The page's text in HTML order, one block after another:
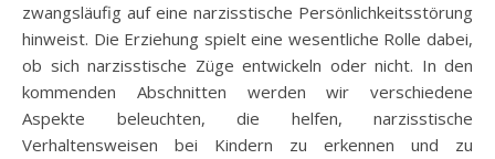
zwangsläufig auf eine narzisstische Persönlichkeitsstörung
hinweist. Die Erziehung spielt eine wesentliche Rolle dabei,
ob sich narzisstische Züge entwickeln oder nicht. In den
kommenden Abschnitten werden wir verschiedene
Aspekte beleuchten, die helfen, narzisstische
Verhaltensweisen bei Kindern zu erkennen und zu